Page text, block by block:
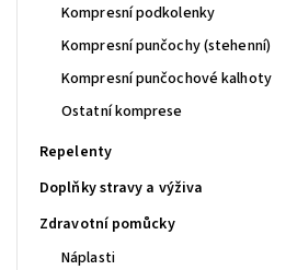
Kompresní podkolenky
Kompresní punčochy (stehenní)
Kompresní punčochové kalhoty
Ostatní komprese
Repelenty
Doplňky stravy a výživa
Zdravotní pomůcky
Náplasti